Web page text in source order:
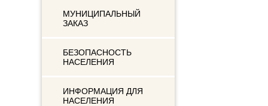
МУНИЦИПАЛЬНЫЙ
ЗАКАЗ
БЕЗОПАСНОСТЬ
НАСЕЛЕНИЯ
ИНФОРМАЦИЯ ДЛЯ
НАСЕЛЕНИЯ